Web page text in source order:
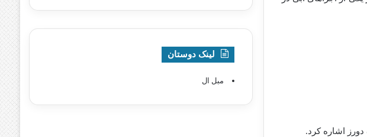
اشاره کرد.
لینک دوستان
مبل ال